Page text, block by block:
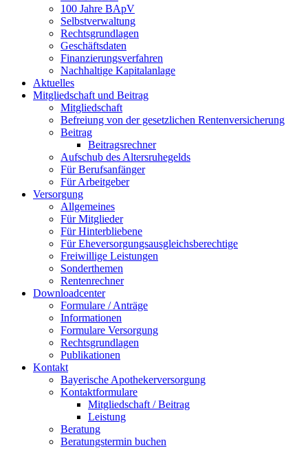
100 Jahre BApV
Selbstverwaltung
Rechtsgrundlagen
Geschäftsdaten
Finanzierungsverfahren
Nachhaltige Kapitalanlage
Aktuelles
Mitgliedschaft und Beitrag
Mitgliedschaft
Befreiung von der gesetzlichen Rentenversicherung
Beitrag
Beitragsrechner
Aufschub des Altersruhegelds
Für Berufsanfänger
Für Arbeitgeber
Versorgung
Allgemeines
Für Mitglieder
Für Hinterbliebene
Für Eheversorgungsausgleichsberechtige
Freiwillige Leistungen
Sonderthemen
Rentenrechner
Downloadcenter
Formulare / Anträge
Informationen
Formulare Versorgung
Rechtsgrundlagen
Publikationen
Kontakt
Bayerische Apothekerversorgung
Kontaktformulare
Mitgliedschaft / Beitrag
Leistung
Beratung
Beratungstermin buchen